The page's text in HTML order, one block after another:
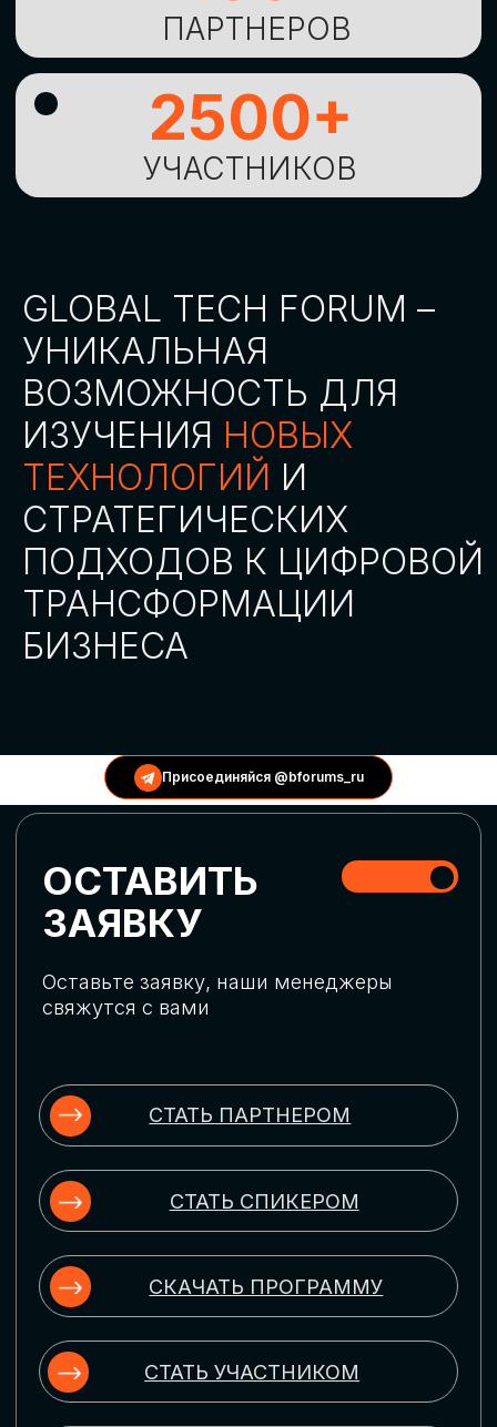
Присоединяйся @bforums_ru
ОСТАВИТЬ
ЗАЯВКУ
АККРЕДИТАЦИЯ
СМИ
СКАЧАТЬ ПРОГРАММУ
СТАТЬ СПИКЕРОМ
Оставьте заявку, наши менеджеры
СТАТЬ УЧАСТНИКОМ
ГЛОБАЛЬНАЯ
ЦИФРОВИЗАЦИЯ
актуальных трендов глобальной цифровой
трансформации. Узнаем о новых подходах
массовом использовании ИИ-
инструментов, обеспечении
ИСКУССТВЕННЫЙ
Узнаем как компании адаптируются к
новой ИИ-реальности. Как ИИ-
сотрудники становятся
«полноправными» членами команды, как
ИИ-помощники забирают на себя рутину
и как можно значительно увеличить
производительность без огромных
затрат на нейросети
ЦИФРОВИЗАЦИЯ
УПРАВЛЕНИЯ ПЕРСОНАЛОМ
Рассмотрим управление человеческим
комплексные решения для роста
производительности и кейсы
оптимизации процессов найма,
развития, оценки и удержания